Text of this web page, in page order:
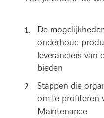
De
onderhoud
leveranciers van
bieden
Stappen die
om te profiteren
Maintenance